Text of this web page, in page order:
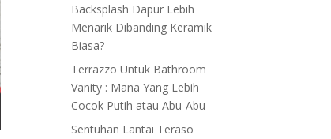
Backsplash Dapur Lebih
Menarik Dibanding Keramik
Biasa?
Terrazzo Untuk Bathroom
Vanity : Mana Yang Lebih
Cocok Putih atau Abu-Abu
Sentuhan Lantai Teraso